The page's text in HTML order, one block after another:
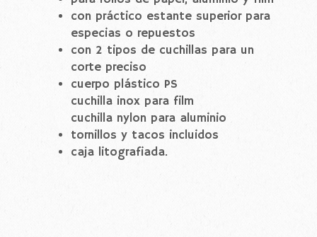
con práctico estante superior para
especias o repuestos
con 2 tipos de cuchillas para un
corte preciso
cuerpo plástico PS
cuchilla inox para film
cuchilla nylon para aluminio
tornillos y tacos incluidos
caja litografiada.